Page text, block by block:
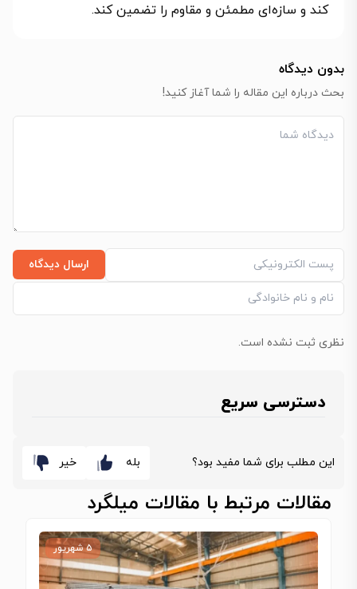
کند و سازه‌ای مطمئن و مقاوم را تضمین کند.
بدون دیدگاه
بحث درباره این مقاله را شما آغاز کنید!
ارسال دیدگاه
نظری ثبت نشده است.
دسترسی سریع
این مطلب برای شما مفید بود؟ بله خیر
مقالات مرتبط با مقالات میلگرد
۵ شهریور